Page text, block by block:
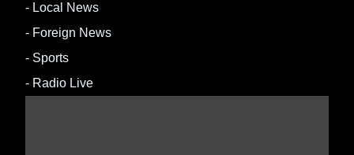
- Local News
- Foreign News
- Sports
- Radio Live